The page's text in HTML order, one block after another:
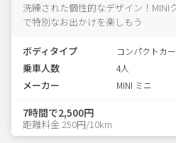
洗練された個性的なデザイン！MINI
で特別なお出かけを楽しもう
ボディタイプ コンパクトカー
乗車人数 4人
メーカー MINI ミニ
7時間で2,500円
距離料金 250円/10km